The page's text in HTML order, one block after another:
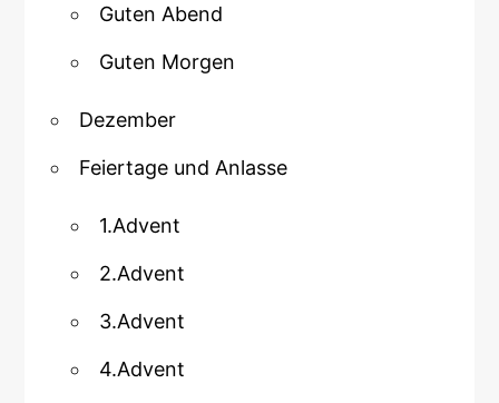
Guten Abend
Guten Morgen
Dezember
Feiertage und Anlasse
1.Advent
2.Advent
3.Advent
4.Advent